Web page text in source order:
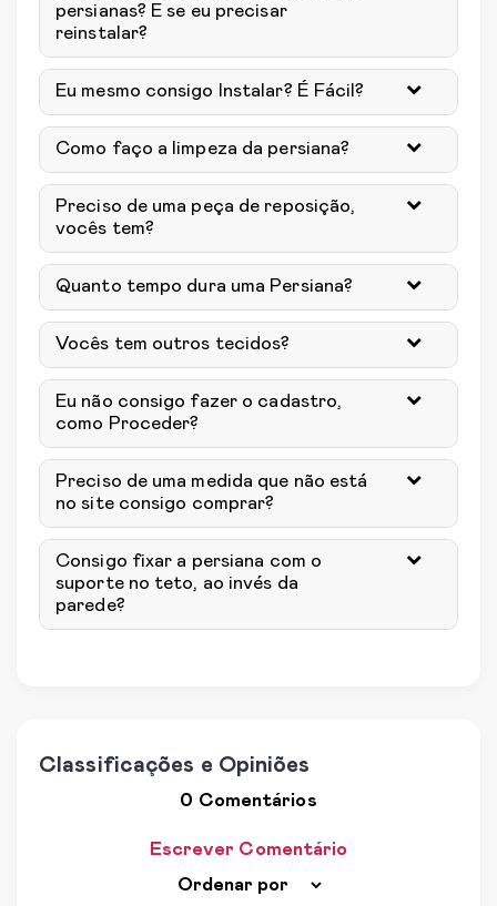
persianas? E se eu precisar
reinstalar?
Eu mesmo consigo Instalar? É Fácil?
Como faço a limpeza da persiana?
Preciso de uma peça de reposição,
vocês tem?
Quanto tempo dura uma Persiana?
Vocês tem outros tecidos?
Eu não consigo fazer o cadastro,
como Proceder?
Preciso de uma medida que não está
no site consigo comprar?
Consigo fixar a persiana com o
suporte no teto, ao invés da
parede?
Classificações e Opiniões
0 Comentários
Escrever Comentário